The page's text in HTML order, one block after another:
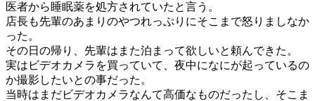
医者から睡眠薬を処方されていたと言う。
店長も先輩のあまりのやつれっぷりにそこまで怒りましなか
った。
その日の帰り、先輩はまた泊まって欲しいと頼んできた。
実はビデオカメラを買っていて、夜中になにが起っているの
か撮影したいとの事だった。
当時はまだビデオカメラなんて高価なものだったし、そこま